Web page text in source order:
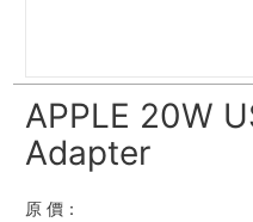
APPLE 20W
Adapter
原 價：